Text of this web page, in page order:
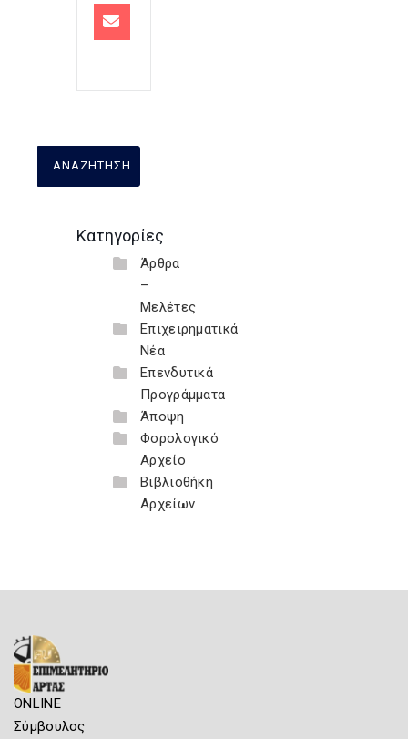
Κατηγορίες
Άρθρα
–
Μελέτες
Επιχειρηματικά
Νέα
Επενδυτικά
Προγράμματα
Άποψη
Φορολογικό
Αρχείο
Βιβλιοθήκη
Αρχείων
ONLINE
Σύμβουλος